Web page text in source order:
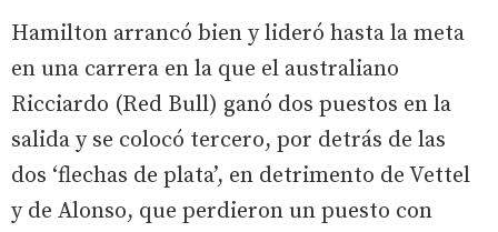
Hamilton arrancó bien y lideró hasta la meta
en una carrera en la que el australiano
Ricciardo (Red Bull) ganó dos puestos en la
salida y se colocó tercero, por detrás de las
dos ‘flechas de plata’, en detrimento de Vettel
y de Alonso, que perdieron un puesto con